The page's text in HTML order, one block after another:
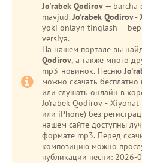
Jo'rabek Qodirov — barcha
mavjud.Jo'rabek Qodirov -
yoki onlayn tinglash —
versiya.
На нашем портале вы
Qodirov, а также много
mp3-новинок. Песню
можно скачать
или слушать онлайн в хорошем
Jo'rabek Qodirov -
или iPhone) без
нашем сайте доступны
формате mp3. Перед
композицию можно
публикации песни: 2026-